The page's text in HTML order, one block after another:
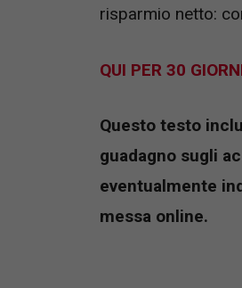
risparmio netto:
QUI PER 30
Questo testo
guadagno sugli
eventualmente
messa online.